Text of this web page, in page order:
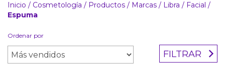
Inicio / Cosmetología / Productos / Marcas / Libra / Facial /
Espuma
Ordenar por
FILTRAR